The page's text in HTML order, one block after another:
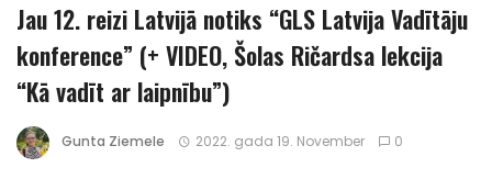
Jau 12. reizi Latvijā notiks “GLS Latvija Vadītāju
konference” (+ VIDEO, Šolas Ričardsa lekcija
“Kā vadīt ar laipnību”)
Gunta Ziemele 2022. gada 19. November 0